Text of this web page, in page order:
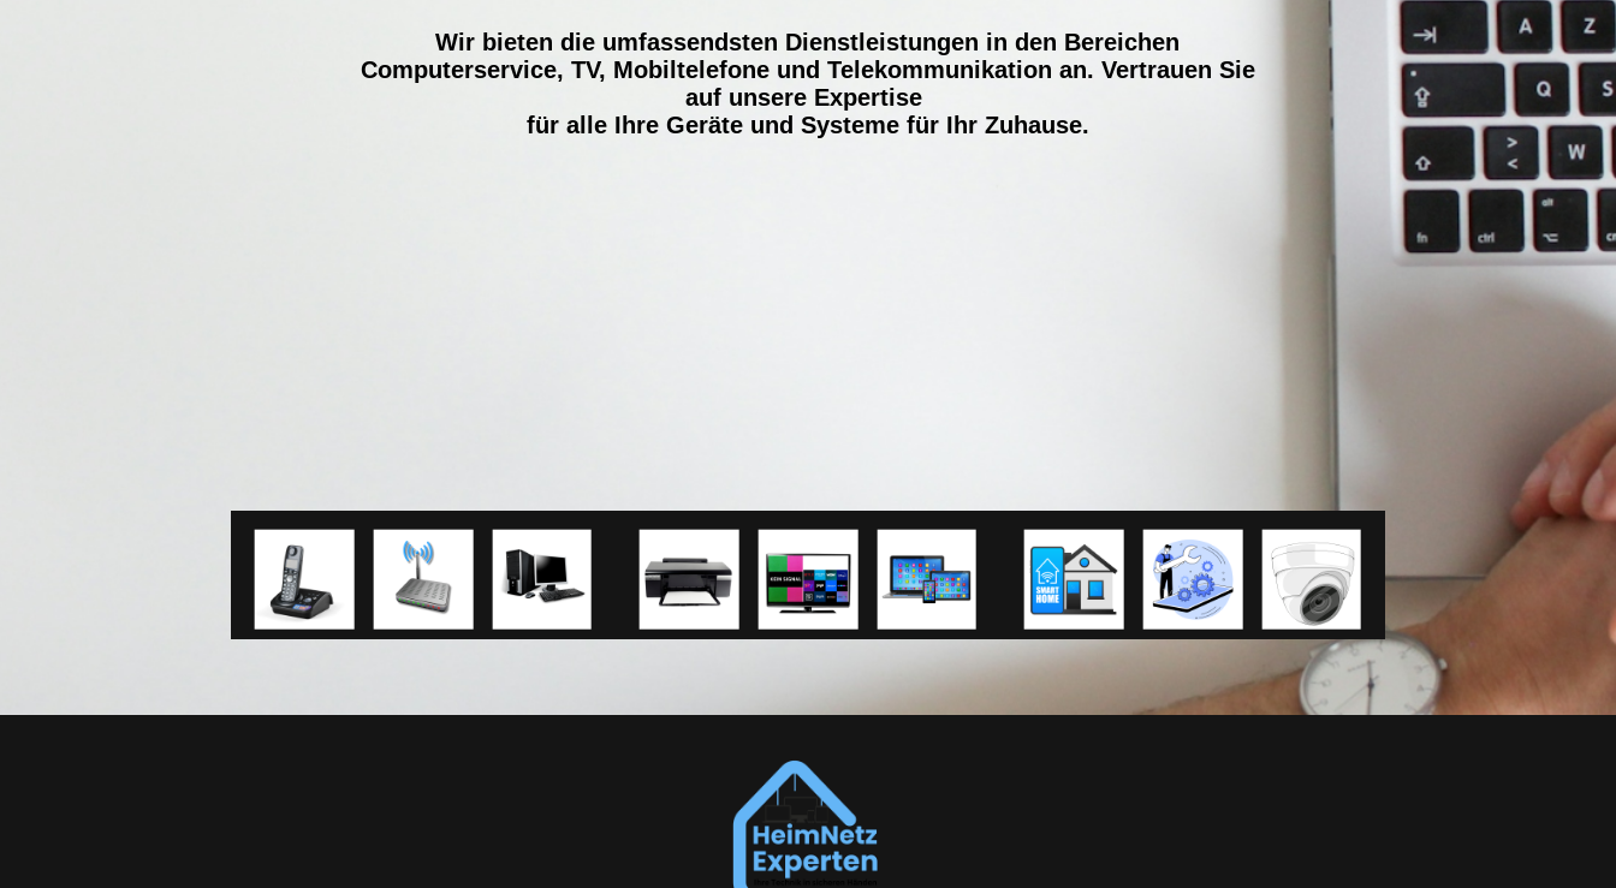
Wir bieten die umfassendsten Dienstleistungen in den Bereichen
Computerservice, TV, Mobiltelefone und Telekommunikation an. Vertrauen Sie
auf unsere Expertise
für alle Ihre Geräte und Systeme für Ihr Zuhause.